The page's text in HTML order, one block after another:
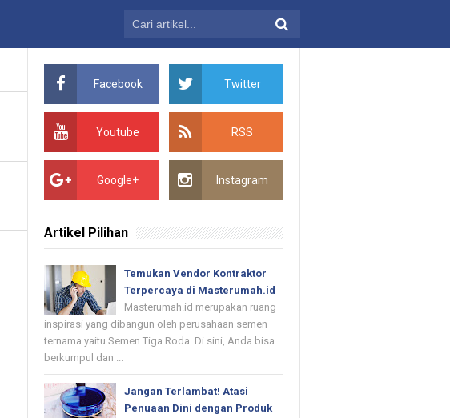
Facebook Twitter
Youtube RSS
Google+ Instagram
Artikel Pilihan
Temukan Vendor Kontraktor
Terpercaya di Masterumah.id
Masterumah.id merupakan ruang
inspirasi yang dibangun oleh perusahaan semen
ternama yaitu Semen Tiga Roda. Di sini, Anda bisa
berkumpul dan ...
Jangan Terlambat! Atasi
Penuaan Dini dengan Produk